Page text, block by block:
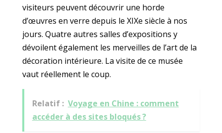
visiteurs peuvent découvrir une horde
d’œuvres en verre depuis le XIXe siècle à nos
jours. Quatre autres salles d’expositions y
dévoilent également les merveilles de l’art de la
décoration intérieure. La visite de ce musée
vaut réellement le coup.
Relatif : Voyage en Chine : comment
accéder à des sites bloqués ?